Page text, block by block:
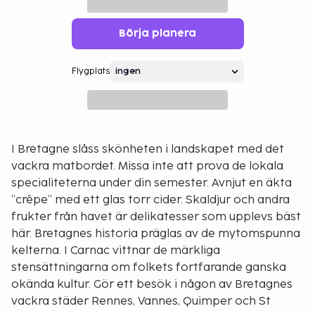
Börja planera
Flygplats
I Bretagne slåss skönheten i landskapet med det
vackra matbordet. Missa inte att prova de lokala
specialiteterna under din semester. Avnjut en äkta
”crêpe” med ett glas torr cider. Skaldjur och andra
frukter från havet är delikatesser som upplevs bäst
här. Bretagnes historia präglas av de mytomspunna
kelterna. I Carnac vittnar de märkliga
stensättningarna om folkets fortfarande ganska
okända kultur. Gör ett besök i någon av Bretagnes
vackra städer Rennes, Vannes, Quimper och St